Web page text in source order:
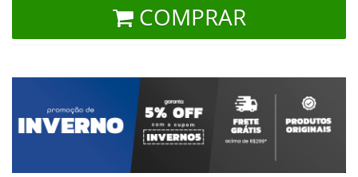
COMPRAR